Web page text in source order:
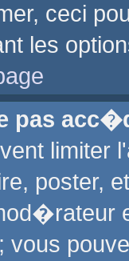
ceci
les
pas
poster,